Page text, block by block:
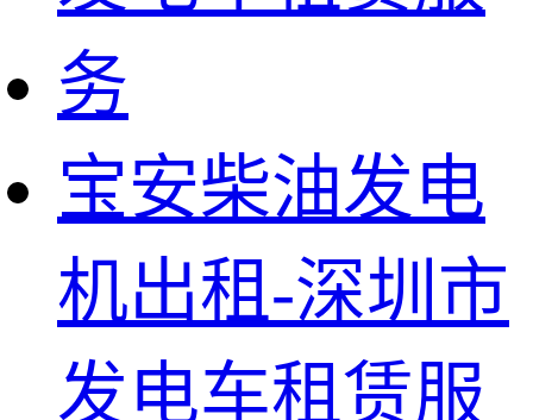
宝安柴油发电
机出租-深圳市
发电车租赁服